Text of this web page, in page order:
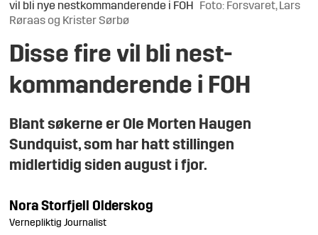
vil bli nye nestkommanderende i FOH
Foto: Forsvaret, Lars
Røraas og Krister Sørbø
Disse fire vil bli nest­
kommanderende i FOH
Blant søkerne er Ole Morten Haugen
Sundquist, som har hatt stillingen
midlertidig siden august i fjor.
Nora Storfjell Olderskog
Vernepliktig Journalist